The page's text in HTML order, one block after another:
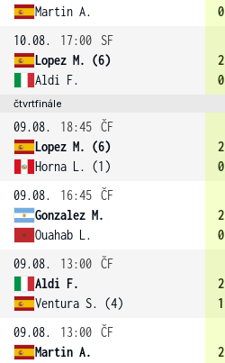
Martin A.
0
10.08.
17:00
SF
Lopez M. (6)
Aldi F.
2
0
čtvrtfinále
09.08. 18:45 ČF
Lopez M. (6)
Horna L. (1)
2
0
09.08.
16:45 ČF
Gonzalez M.
Ouahab L.
2
0
09.08.
13:00 ČF
Aldi F.
Ventura S. (4)
2
1
09.08.
13:00 ČF
Martin A.
2